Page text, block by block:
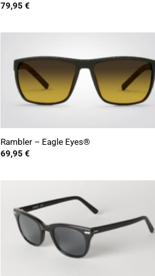
79,95 €
Rambler – Eagle Eyes®
69,95 €